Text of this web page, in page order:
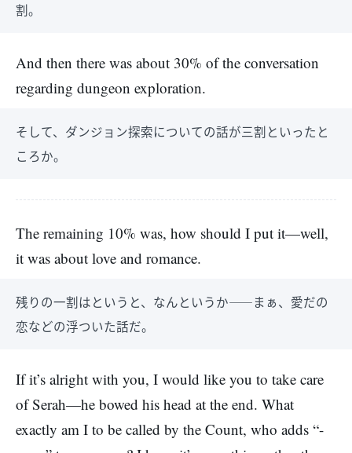
割。
And then there was about 30% of the conversation
regarding dungeon exploration.
そして、ダンジョン探索についての話が三割といったと
ころか。
The remaining 10% was, how should I put it—well,
it was about love and romance.
残りの一割はというと、なんというか――まぁ、愛だの
恋などの浮ついた話だ。
If it’s alright with you, I would like you to take care
of Serah—he bowed his head at the end. What
exactly am I to be called by the Count, who adds “-